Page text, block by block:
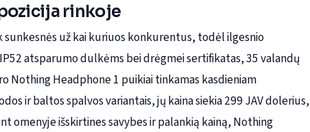
rinkoje
sunkesnės už kai kuriuos konkurentus, todėl ilgesnio
atsparumo dulkėms bei drėgmei sertifikatas, 35 valandų
Nothing Headphone 1 puikiai tinkamas kasdieniam
ir baltos spalvos variantais, jų kaina siekia 299 JAV dolerius,
omenyje išskirtines savybes ir palankią kainą, Nothing